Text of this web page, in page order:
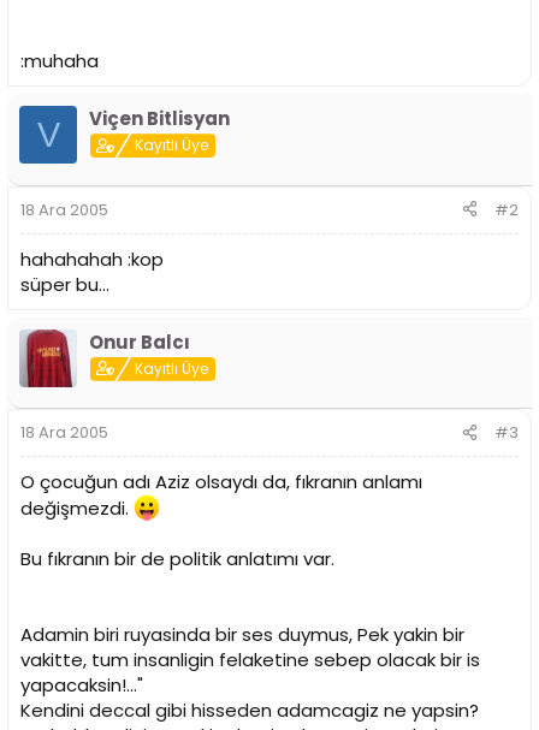
:muhaha
V Viçen Bitlisyan
Kayıtlı Üye
18 Ara 2005 #2
hahahahah :kop
süper bu...
Onur Balcı
Kayıtlı Üye
18 Ara 2005 #3
O çocuğun adı Aziz olsaydı da, fıkranın anlamı
değişmezdi.
Bu fıkranın bir de politik anlatımı var.
Adamin biri ruyasinda bir ses duymus, Pek yakin bir
vakitte, tum insanligin felaketine sebep olacak bir is
yapacaksin!..."
Kendini deccal gibi hisseden adamcagiz ne yapsin?